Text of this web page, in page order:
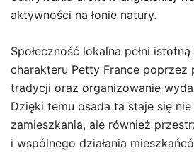
aktywności na łonie natury.
Społeczność lokalna pełni
charakteru Petty France poprzez
tradycji oraz organizowanie
Dzięki temu osada ta staje się
zamieszkania, ale również
i wspólnego działania